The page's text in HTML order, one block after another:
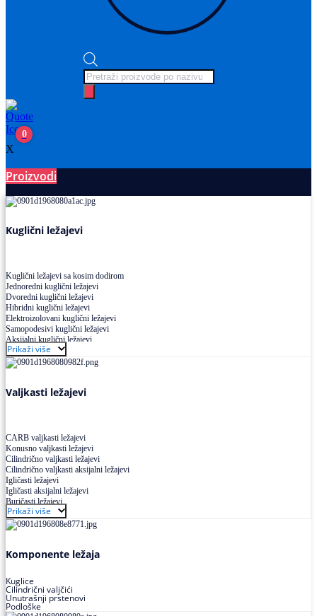
Products
search
0
X
Proizvodi
Kuglični ležajevi
Kuglični ležajevi sa kosim dodirom
Jednoredni kuglični ležajevi
Dvoredni kuglični ležajevi
Hibridni kuglični ležajevi
Elektroizolovani kuglični ležajevi
Samopodesivi kuglični ležajevi
Aksijalni kuglični ležajevi
Kuglični ležajevi od nerđajućeg čelika
Prikaži više
Valjkasti ležajevi
CARB valjkasti ležajevi
Konusno valjkasti ležajevi
Cilindrično valjkasti ležajevi
Cilindrično valjkasti aksijalni ležajevi
Igličasti ležajevi
Igličasti aksijalni ležajevi
Buričasti ležajevi
Buričasti zaptiveni ležajevi
Buričasti aksijalni ležajevi
Prikaži više
Komponente ležaja
Kuglice
Cilindrični valjčići
Unutrašnji prstenovi
Podloške